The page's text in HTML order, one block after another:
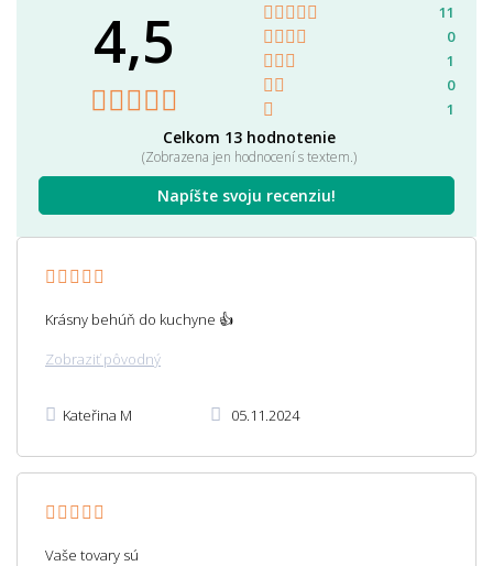
4,5
Celkom 13 hodnotenie
(Zobrazena jen hodnocení s textem.)
Napíšte svoju recenziu!
11
0
1
0
1
Krásny behúň do kuchyne 👍
Zobraziť pôvodný
Kateřina M 05.11.2024
Vaše tovary sú